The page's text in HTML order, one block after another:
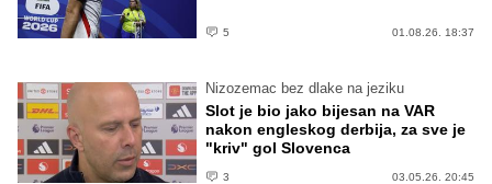
5 01.08.26. 18:37
Nizozemac bez dlake na jeziku
Slot je bio jako bijesan na VAR
nakon engleskog derbija, za sve je
"kriv" gol Slovenca
3 03.05.26. 20:45